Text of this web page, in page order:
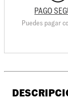
PAGO
Puedes pagar